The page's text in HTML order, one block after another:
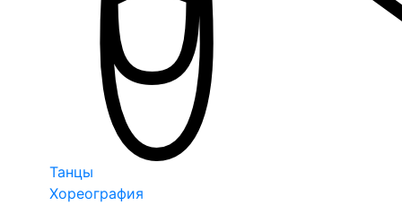
Танцы
Хореография